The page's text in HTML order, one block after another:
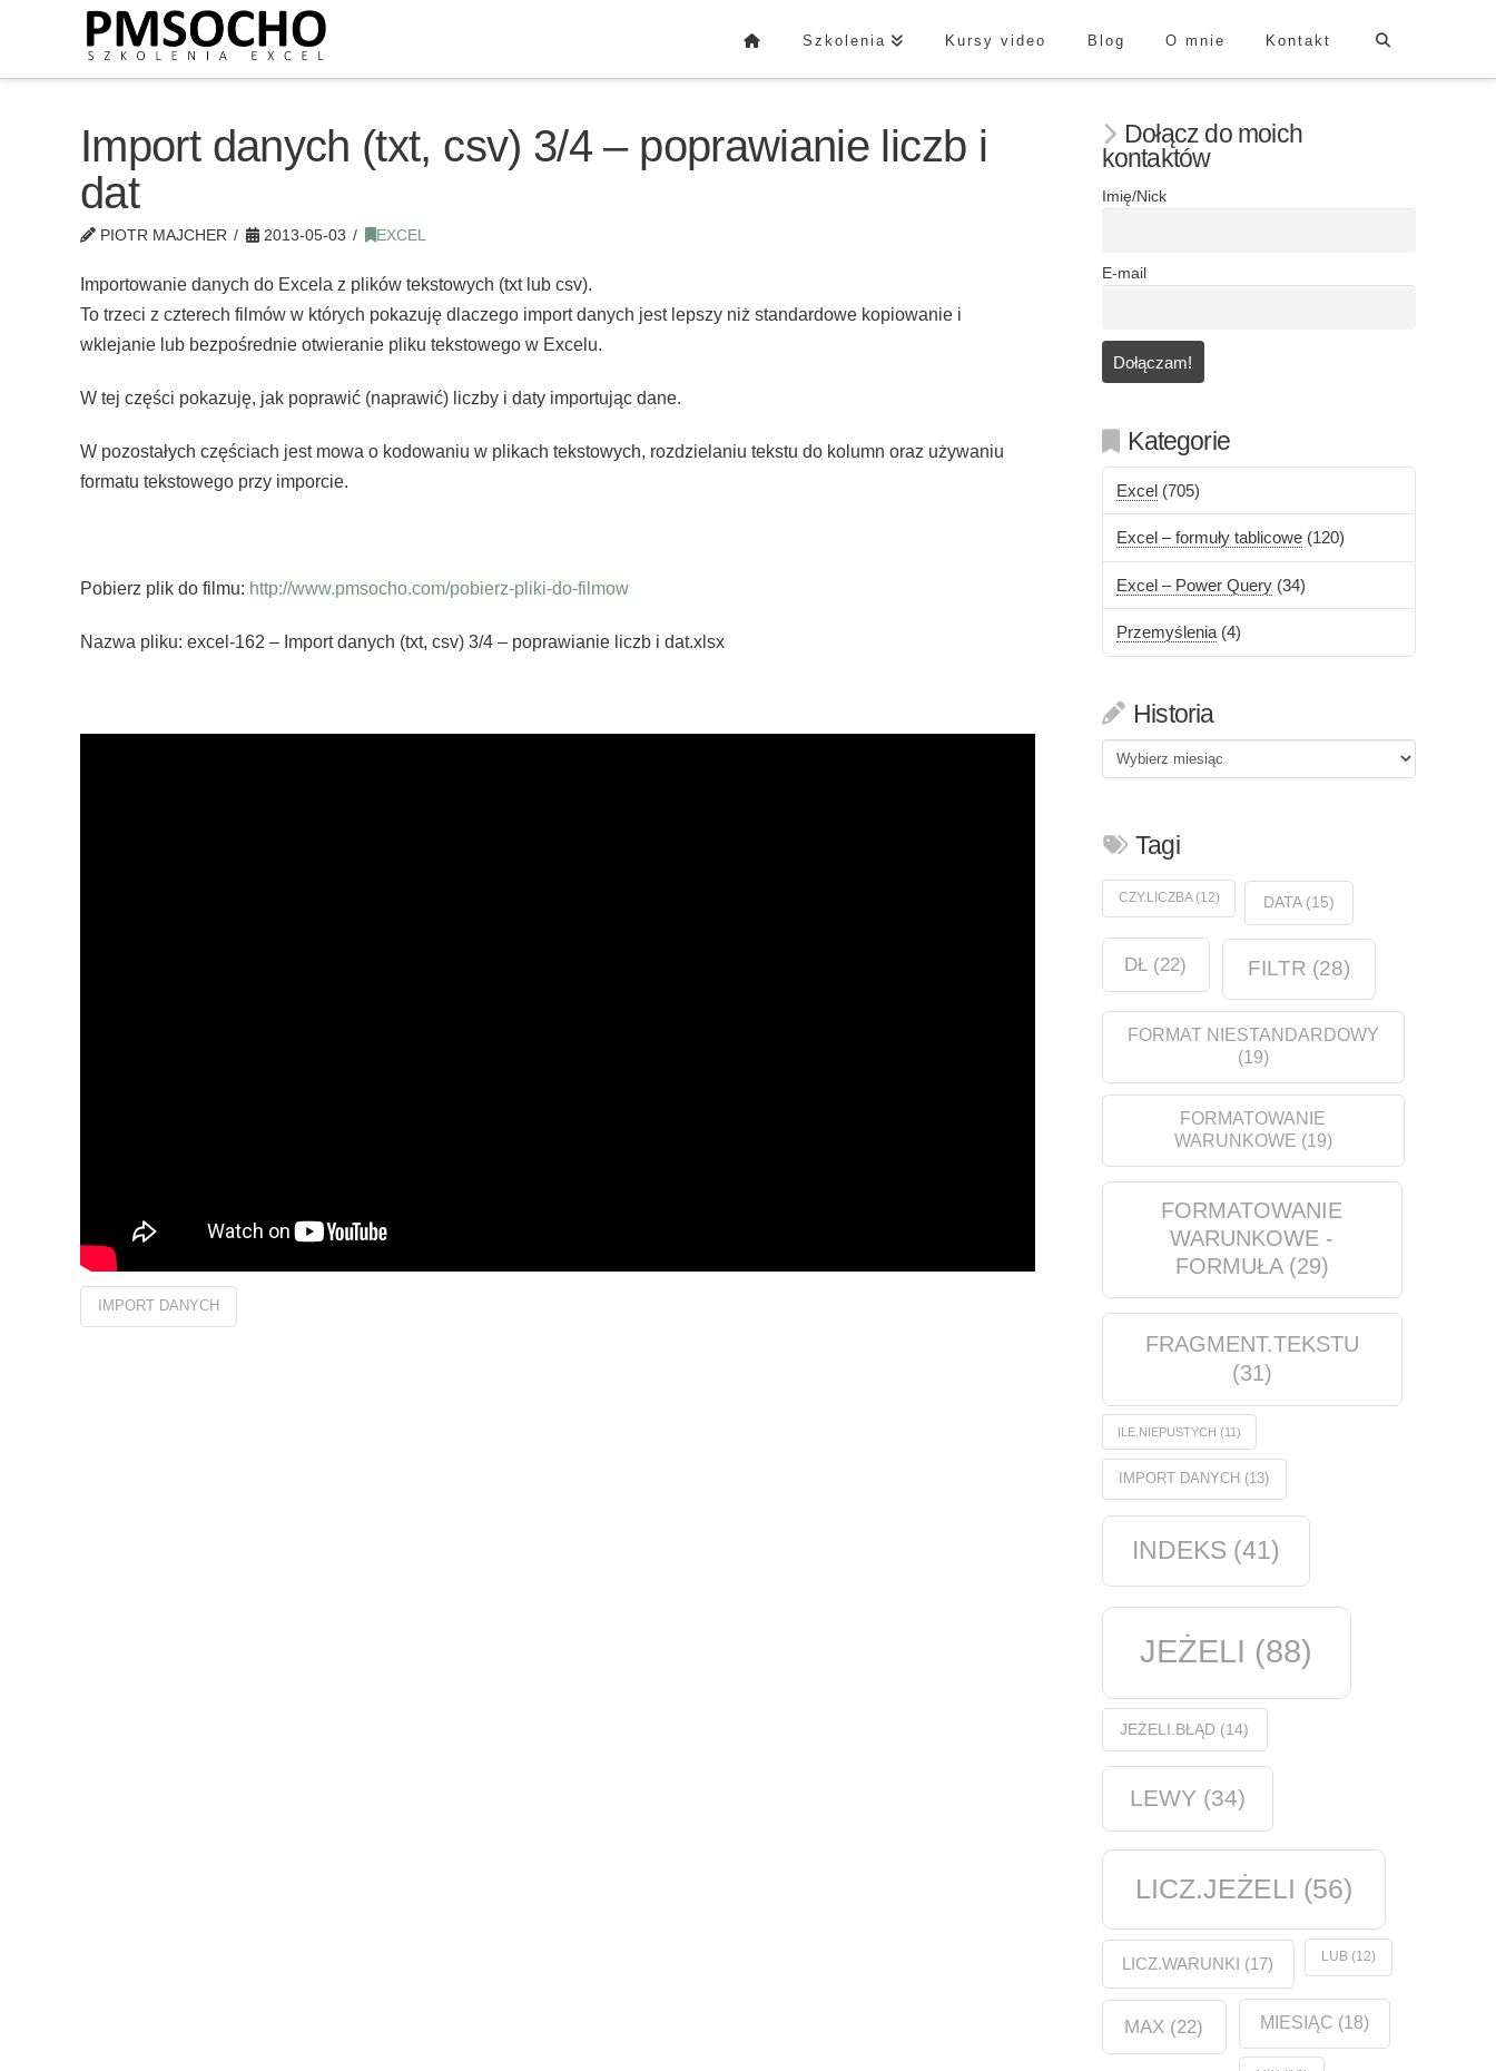
Szkolenia Kursy video Blog O mnie Kontakt
Import danych (txt, csv) 3/4 – poprawianie liczb i
dat
PIOTR MAJCHER 2013-05-03 EXCEL
Importowanie danych do Excela z plików tekstowych (txt lub csv).
To trzeci z czterech filmów w których pokazuję dlaczego import danych jest lepszy niż standardowe kopiowanie i
wklejanie lub bezpośrednie otwieranie pliku tekstowego w Excelu.
W tej części pokazuję, jak poprawić (naprawić) liczby i daty importując dane.
W pozostałych częściach jest mowa o kodowaniu w plikach tekstowych, rozdzielaniu tekstu do kolumn oraz używaniu
formatu tekstowego przy imporcie.
Pobierz plik do filmu: http://www.pmsocho.com/pobierz-pliki-do-filmow
Nazwa pliku: excel-162 – Import danych (txt, csv) 3/4 – poprawianie liczb i dat.xlsx
IMPORT DANYCH
Dołącz do moich
kontaktów
Imię/Nick
E-mail
Kategorie
Excel (705)
Excel – formuły tablicowe (120)
Excel – Power Query (34)
Przemyślenia (4)
Historia
Historia
Tagi
CZY.LICZBA(12) DATA(15)
DŁ (22) FILTR (28)
FORMAT NIESTANDARDOWY
(19)
FORMATOWANIE
WARUNKOWE (19)
FORMATOWANIE
WARUNKOWE -
FORMUŁA(29)
FRAGMENT.TEKSTU
(31)
ILE.NIEPUSTYCH (11)
IMPORT DANYCH (13)
INDEKS (41)
JEŻELI (88)
JEŻELI.BŁĄD (14)
LEWY (34)
LICZ.JEŻELI (56)
LICZ.WARUNKI (17) LUB(12)
MAX (22) MIESIĄC (18)